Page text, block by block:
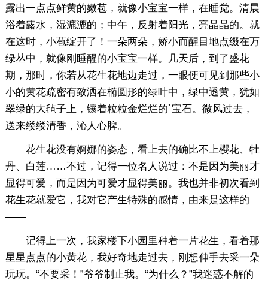
露出一点点鲜黄的嫩苞，就像小宝宝一样，在睡觉。清晨
浴着露水，湿漉漉的；中午，反射着阳光，亮晶晶的。就
在这时，小苞绽开了！一朵两朵，娇小而醒目地点缀在万
绿丛中，就像刚睡醒的小宝宝一样。几天后，到了盛花
期，那时，你若从花生花地边走过，一眼便可见到那些小
小的黄花疏密有致洒在椭圆形的绿叶中，绿中透黄，犹如
翠绿的大毡子上，镶着粒粒金烂烂的`宝石。微风过去，
送来缕缕清香，沁人心脾。
花生花没有婀娜的姿态，看上去的确比不上樱花、牡
丹、白莲……不过，记得一位名人说过：不是因为美丽才
显得可爱，而是因为可爱才显得美丽。我也并非初次看到
花生花就爱它，我对它产生特殊的感情，由来是这样的
——
记得上一次，我家楼下小园里种着一片花生，看着那
星星点点的小黄花，我好奇地走过去，刚想伸手去采一朵
玩玩。“不要采！”爷爷制止我。“为什么？”我迷惑不解的